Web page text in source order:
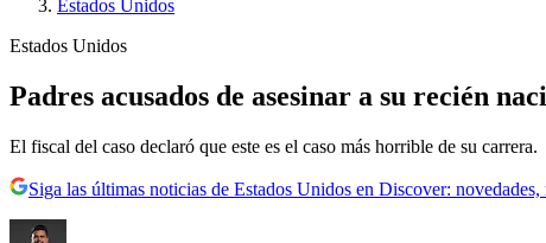
Estados Unidos
Estados Unidos
Padres acusados de asesinar a su recién
El fiscal del caso declaró que este es el caso más horrible de su carrera.
Siga las últimas noticias de Estados Unidos en Discover: